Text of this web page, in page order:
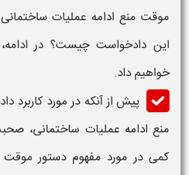
موقت منع ادامه عملیات ساختمانی
این دادخواست چیست؟ در
خواهیم داد.
پیش از آنکه در مورد کاربرد
منع ادامه عملیات ساختمانی،
کمی در مورد مفهوم دستور موقت